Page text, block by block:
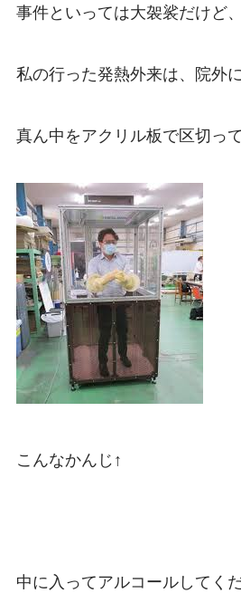
事件といっては大袈裟だけど、
私の行った発熱外来は、院外
真ん中をアクリル板で区切っ
こんなかんじ↑
中に入ってアルコールしてく